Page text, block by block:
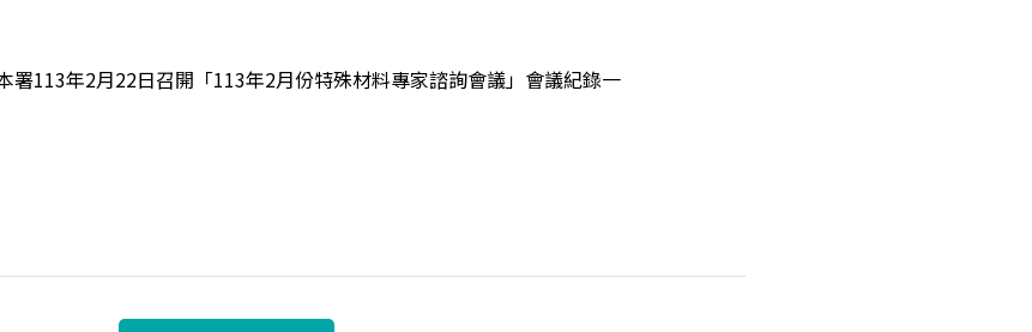
署113年2月22日召開「113年2月份特殊材料專家諮詢會議」會議紀錄一